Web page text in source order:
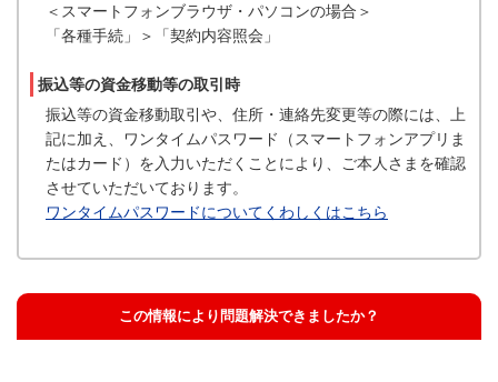
＜スマートフォンブラウザ・パソコンの場合＞
「各種手続」＞「契約内容照会」
振込等の資金移動等の取引時
振込等の資金移動取引や、住所・連絡先変更等の際には、上
記に加え、ワンタイムパスワード（スマートフォンアプリま
たはカード）を入力いただくことにより、ご本人さまを確認
させていただいております。
ワンタイムパスワードについてくわしくはこちら
この情報により問題解決できましたか？